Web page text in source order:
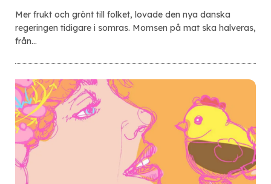
Mer frukt och grönt till folket, lovade den nya danska
regeringen tidigare i somras. Momsen på mat ska halveras,
från…